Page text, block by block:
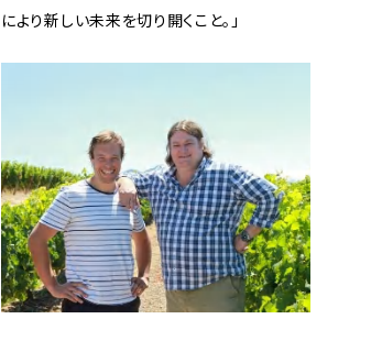
により新しい未来を切り開くこと。」